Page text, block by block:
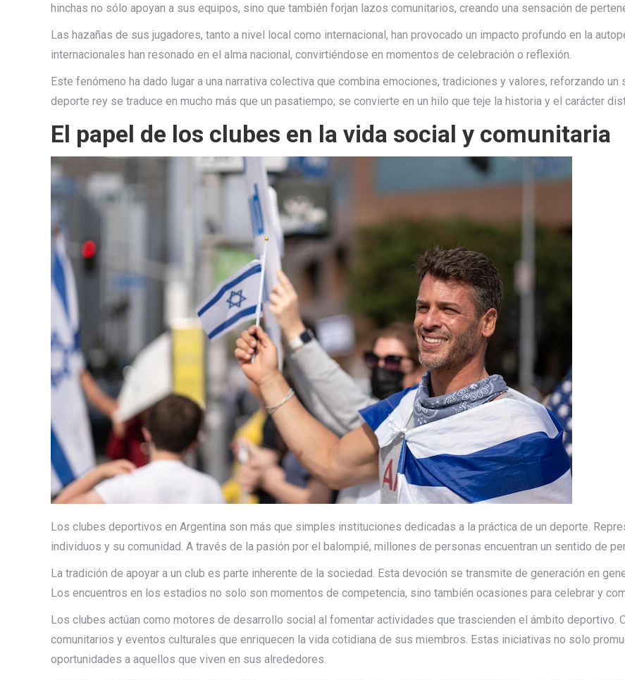
hinchas no sólo apoyan a sus equipos, sino que también forjan lazos comunitarios, creando una sensación de
Las hazañas de sus jugadores, tanto a nivel local como internacional, han provocado un impacto profundo en la
internacionales han resonado en el alma nacional, convirtiéndose en momentos de celebración o reflexión.
Este fenómeno ha dado lugar a una narrativa colectiva que combina emociones, tradiciones y valores, reforzando
deporte rey se traduce en mucho más que un pasatiempo; se convierte en un hilo que teje la historia y el carácter
El papel de los clubes en la vida social y comunitaria
Los clubes deportivos en Argentina son más que simples instituciones dedicadas a la práctica de un deporte.
individuos y su comunidad. A través de la pasión por el balompié, millones de personas encuentran un sentido de
La tradición de apoyar a un club es parte inherente de la sociedad. Esta devoción se transmite de generación en
Los encuentros en los estadios no solo son momentos de competencia, sino también ocasiones para celebrar y
Los clubes actúan como motores de desarrollo social al fomentar actividades que trascienden el ámbito deportivo.
comunitarios y eventos culturales que enriquecen la vida cotidiana de sus miembros. Estas iniciativas no solo
oportunidades a aquellos que viven en sus alrededores.